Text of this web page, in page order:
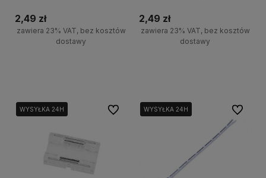
2,49 zł
zawiera 23% VAT, bez kosztów
dostawy
2,49 zł
zawiera 23% VAT, bez kosztów
dostawy
WYSYŁKA 24H
WYSYŁKA 24H Do ulubionychWYSYŁKA 24H
WYSYŁKA 24H Do